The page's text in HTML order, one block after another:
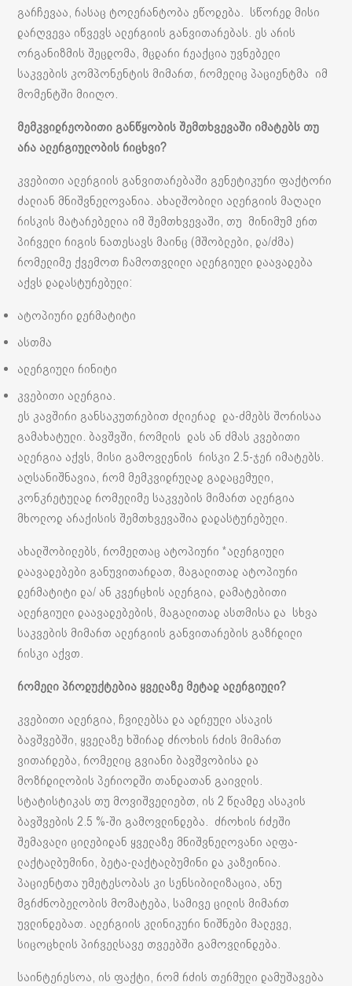
გარჩევაა, რასაც ტოლერანტობა ეწოდება. სწორედ მისი
დარღვევა იწვევს ალერგიის განვითარებას. ეს არის
ორგანიზმის შეცდომა, მცდარი რეაქცია უვნებელი
საკვების კომპონენტის მიმართ, რომელიც პაციენტმა იმ
მომენტში მიიღო.
მემკვიდრეობითი განწყობის შემთხვევაში იმატებს თუ
არა ალერგიულობის რიცხვი?
კვებითი ალერგიის განვითარებაში გენეტიკური ფაქტორი
ძალიან მნიშვნელოვანია. ახალშობილი ალერგიის მაღალი
რისკის მატარებელია იმ შემთხვევაში, თუ მინიმუმ ერთ
პირველი რიგის ნათესავს მაინც (მშობლები, და/ძმა)
რომელიმე ქვემოთ ჩამოთვლილი ალერგიული დაავადება
აქვს დადასტურებული:
ატოპიური დერმატიტი
ასთმა
ალერგიული რინიტი
კვებითი ალერგია.
ეს კავშირი განსაკუთრებით ძლიერად და-ძმებს შორისაა
გამახატული. ბავშვში, რომლის დას ან ძმას კვებითი
ალერგია აქვს, მისი გამოვლენის რისკი 2.5-ჯერ იმატებს.
აღსანიშნავია, რომ მემკვიდრულად გადაცემული,
კონკრეტულად რომელიმე საკვების მიმართ ალერგია
მხოლოდ არაქისის შემთხვევაშია დადასტურებული.
ახალშობილებს, რომელთაც ატოპიური *ალერგიული
დაავადებები განუვითარდათ, მაგალითად ატოპიური
დერმატიტი და/ ან კვერცხის ალერგია, დამატებითი
ალერგიული დაავადებების, მაგალითად ასთმისა და სხვა
საკვების მიმართ ალერგიის განვითარების გაზრდილი
რისკი აქვთ.
რომელი პროდუქტებია ყველაზე მეტად ალერგიული?
კვებითი ალერგია, ჩვილებსა და ადრეული ასაკის
ბავშვებში, ყველაზე ხშირად ძროხის რძის მიმართ
ვითარდება, რომელიც გვიანი ბავშვობისა და
მოზრდილობის პერიოდში თანდათან გაივლის.
სტატისტიკას თუ მოვიშველიებთ, ის 2 წლამდე ასაკის
ბავშვების 2.5 %-ში გამოვლინდება. ძროხის რძეში
შემავალი ცილებიდან ყველაზე მნიშვნელოვანი ალფა-
ლაქტალბუმინი, ბეტა-ლაქტალბუმინი და კაზეინია.
პაციენტთა უმეტესობას კი სენსიბილიზაცია, ანუ
მგრძნობელობის მომატება, სამივე ცილის მიმართ
უვლინდებათ. ალერგიის კლინიკური ნიშნები მალევე,
სიცოცხლის პირველსავე თვეებში გამოვლინდება.
საინტერესოა, ის ფაქტი, რომ რძის თერმული დამუშავება